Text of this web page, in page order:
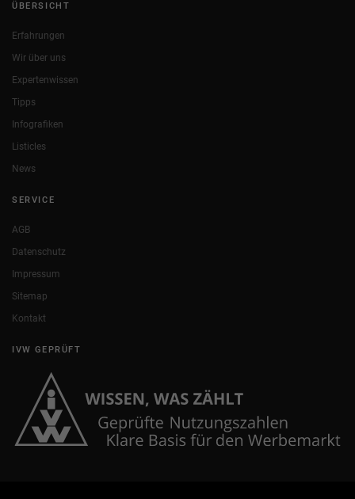
ÜBERSICHT
Erfahrungen
Wir über uns
Expertenwissen
Tipps
Infografiken
Listicles
News
SERVICE
AGB
Datenschutz
Impressum
Sitemap
Kontakt
IVW GEPRÜFT